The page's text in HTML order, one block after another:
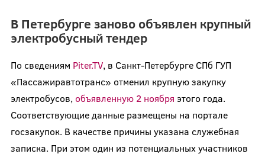
В Петербурге заново объявлен крупный
электробусный тендер
По сведениям Piter.TV, в Санкт-Петербурге СПб ГУП
«Пассажиравтотранс» отменил крупную закупку
электробусов, объявленную 2 ноября этого года.
Соответствующие данные размещены на портале
госзакупок. В качестве причины указана служебная
записка. При этом один из потенциальных участников